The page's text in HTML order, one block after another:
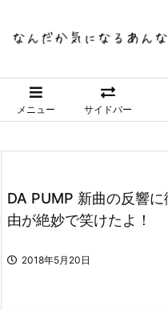
メニュー サイドバー
DA PUMP 新曲の反響
由が絶妙で笑けたよ！
2018年5月20日